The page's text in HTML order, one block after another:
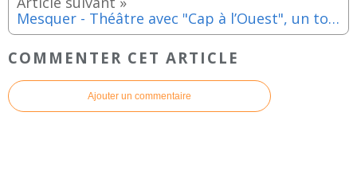
Mesquer - Théâtre avec "Cap à l’Ouest", un tour de la Bretagne en spectacle - Samedi 11 février 2023
COMMENTER CET ARTICLE
Ajouter un commentaire